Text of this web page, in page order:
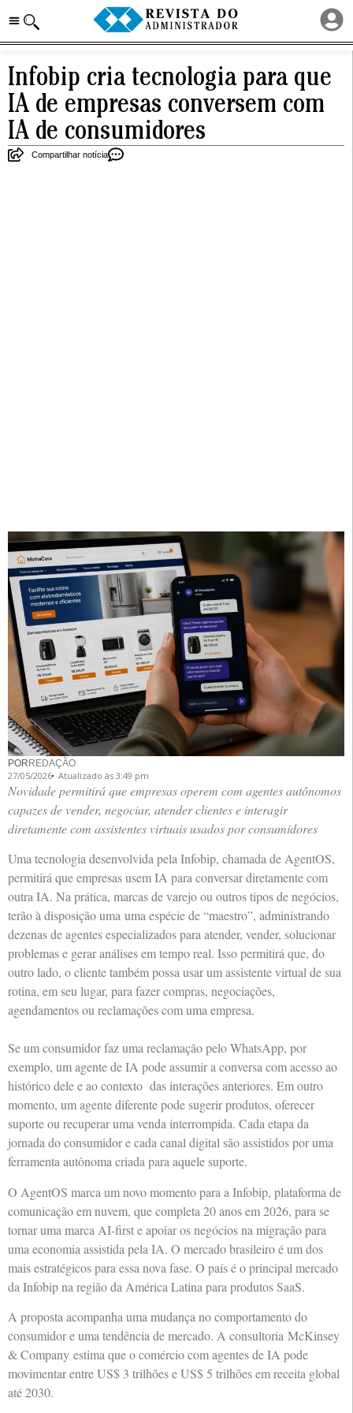
Infobip cria tecnologia para que
IA de empresas conversem com
IA de consumidores
Compartilhar notícia
PORREDAÇÃO
27/05/2026 Atualizado às 3:49 pm
Novidade permitirá que empresas operem com agentes autônomos
capazes de vender, negociar, atender clientes e interagir
diretamente com assistentes virtuais usados por consumidores
Uma tecnologia desenvolvida pela Infobip, chamada de AgentOS,
permitirá que empresas usem IA para conversar diretamente com
outra IA. Na prática, marcas de varejo ou outros tipos de negócios,
terão à disposição uma uma espécie de “maestro”, administrando
dezenas de agentes especializados para atender, vender, solucionar
problemas e gerar análises em tempo real. Isso permitirá que, do
outro lado, o cliente também possa usar um assistente virtual de sua
rotina, em seu lugar, para fazer compras, negociações,
agendamentos ou reclamações com uma empresa.
Se um consumidor faz uma reclamação pelo WhatsApp, por
exemplo, um agente de IA pode assumir a conversa com acesso ao
histórico dele e ao contexto das interações anteriores. Em outro
momento, um agente diferente pode sugerir produtos, oferecer
suporte ou recuperar uma venda interrompida. Cada etapa da
jornada do consumidor e cada canal digital são assistidos por uma
ferramenta autônoma criada para aquele suporte.
O AgentOS marca um novo momento para a Infobip, plataforma de
comunicação em nuvem, que completa 20 anos em 2026, para se
tornar uma marca AI-first e apoiar os negócios na migração para
uma economia assistida pela IA. O mercado brasileiro é um dos
mais estratégicos para essa nova fase. O país é o principal mercado
da Infobip na região da América Latina para produtos SaaS.
A proposta acompanha uma mudança no comportamento do
consumidor e uma tendência de mercado. A consultoria McKinsey
& Company estima que o comércio com agentes de IA pode
movimentar entre US$ 3 trilhões e US$ 5 trilhões em receita global
até 2030.